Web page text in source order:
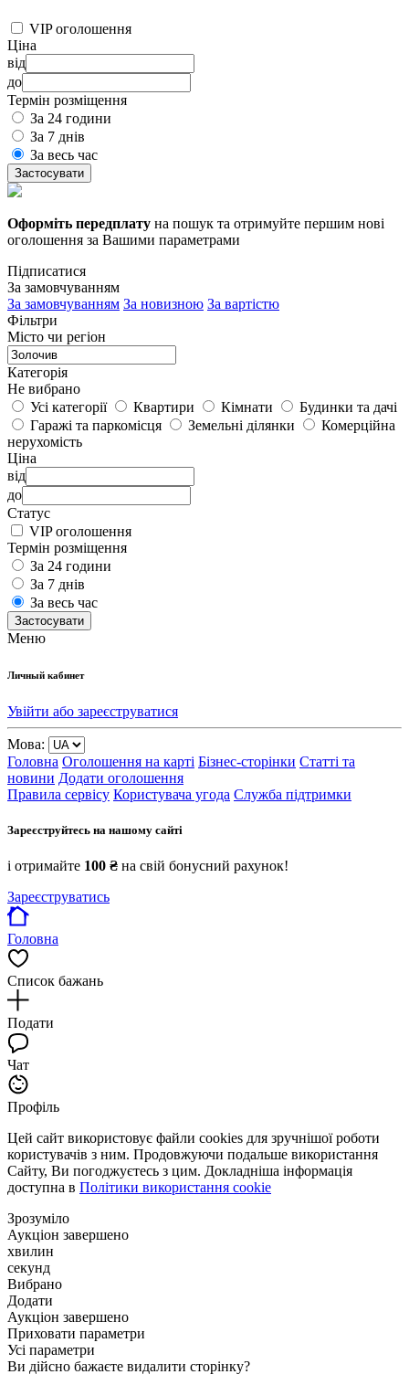
VIP оголошення
Ціна
від
до
Термін розміщення
За 24 години
За 7 днів
За весь час
Застосувати
Оформіть передплату на пошук та отримуйте першим нові
оголошення за Вашими параметрами
Підписатися
За замовчуванням
За замовчуванням За новизною За вартістю
Фільтри
Місто чи регіон
Категорія
Не вибрано
Усі категорії
Квартири Кімнати
Будинки та дачі
Гаражі та паркомісця
Земельні ділянки
Комерційна
нерухомість
Ціна
від
до
Статус
VIP оголошення
Термін розміщення
За 24 години
За 7 днів
За весь час
Застосувати
Меню
Личный кабинет
Увійти або зареєструватися
Мова:
Головна Оголошення на карті Бізнес-сторінки Статті та
новини Додати оголошення
Правила сервісу Користувача угода Служба підтримки
Зареєструйтесь на нашому сайті
і отримайте 100 ₴ на свій бонусний рахунок!
Зареєструватись
Головна
Список бажань
Подати
Чат
Профіль
Цей сайт використовує файли cookies для зручнішої роботи
користувачів з ним. Продовжуючи подальше використання
Сайту, Ви погоджуєтесь з цим. Докладніша інформація
доступна в Політики використання cookie
Зрозуміло
Аукціон завершено
хвилин
секунд
Вибрано
Додати
Аукціон завершено
Приховати параметри
Усі параметри
Ви дійсно бажаєте видалити сторінку?